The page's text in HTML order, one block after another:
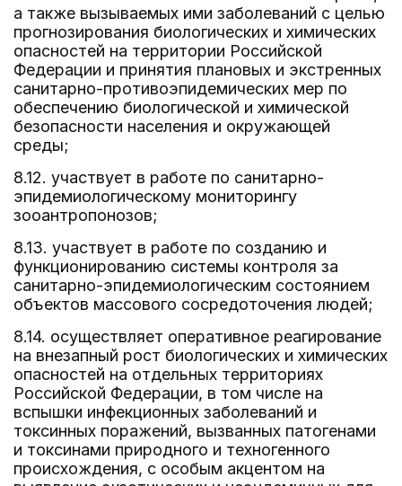
а также вызываемых ими заболеваний с целью
прогнозирования биологических и химических
опасностей на территории Российской
Федерации и принятия плановых и экстренных
санитарно-противоэпидемических мер по
обеспечению биологической и химической
безопасности населения и окружающей
среды;
8.12. участвует в работе по санитарно-
эпидемиологическому мониторингу
зооантропонозов;
8.13. участвует в работе по созданию и
функционированию системы контроля за
санитарно-эпидемиологическим состоянием
объектов массового сосредоточения людей;
8.14. осуществляет оперативное реагирование
на внезапный рост биологических и химических
опасностей на отдельных территориях
Российской Федерации, в том числе на
вспышки инфекционных заболеваний и
токсинных поражений, вызванных патогенами
и токсинами природного и техногенного
происхождения, с особым акцентом на